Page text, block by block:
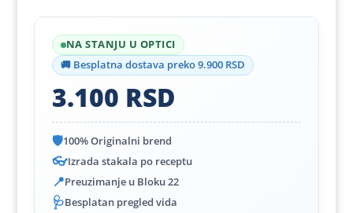
NA STANJU U OPTICI
🚚 Besplatna dostava preko 9.900 RSD
3.100 RSD
🛡️100% Originalni brend
👓Izrada stakala po receptu
📍Preuzimanje u Bloku 22
🩺Besplatan pregled vida